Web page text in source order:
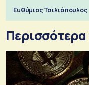
Ευθύμιος Τσιλιόπουλος